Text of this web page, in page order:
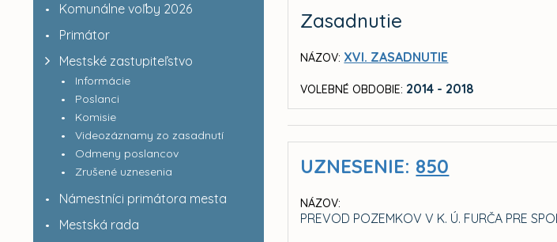
Komunálne voľby 2026
Primátor
Mestské zastupiteľstvo
Informácie
Poslanci
Komisie
Videozáznamy zo zasadnutí
Odmeny poslancov
Zrušené uznesenia
Námestníci primátora mesta
Mestská rada
Zasadnutie
NÁZOV: XVI. ZASADNUTIE
VOLEBNÉ OBDOBIE: 2014 - 2018
UZNESENIE: 850
NÁZOV:
PREVOD POZEMKOV V K. Ú. FURČA PRE